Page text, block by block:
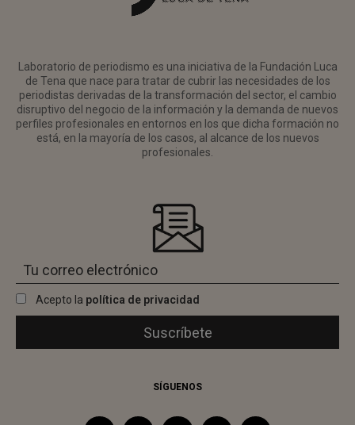
Laboratorio de periodismo es una iniciativa de la Fundación Luca
de Tena que nace para tratar de cubrir las necesidades de los
periodistas derivadas de la transformación del sector, el cambio
disruptivo del negocio de la información y la demanda de nuevos
perfiles profesionales en entornos en los que dicha formación no
está, en la mayoría de los casos, al alcance de los nuevos
profesionales.
Acepto la política de privacidad
SÍGUENOS